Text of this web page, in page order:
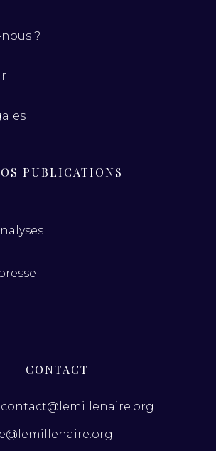
?
PUBLICATIONS
CONTACT